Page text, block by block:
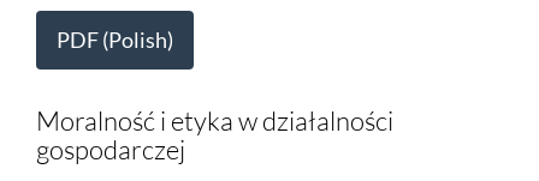
PDF (Polish)
Moralność i etyka w działalności
gospodarczej